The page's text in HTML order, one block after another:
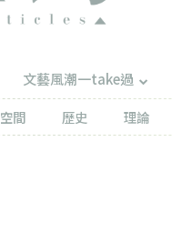
文藝風潮一take過
空間 歷史 理論